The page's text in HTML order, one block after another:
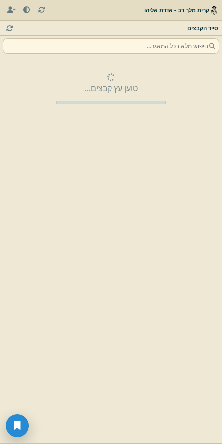
קרית מלך רב - אדרת אליהו
סייר הקבצים
טוען עץ קבצים...